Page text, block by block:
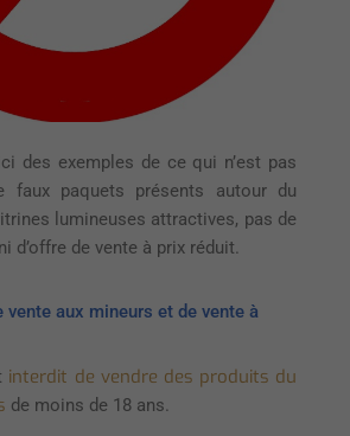
des exemples de ce qui n’est pas
faux paquets présents autour du
lumineuses attractives, pas de
d’offre de vente à prix réduit.
aux mineurs et de vente à
interdit de vendre des produits du
de moins de 18 ans.